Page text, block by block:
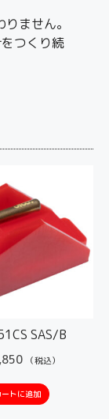
ません。
つくり続
SAS/B
（税込）
ートに追加